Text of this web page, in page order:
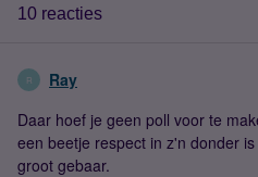
10 reacties
R Ray
Daar hoef je geen poll voor te
een beetje respect in z'n donder
groot gebaar.